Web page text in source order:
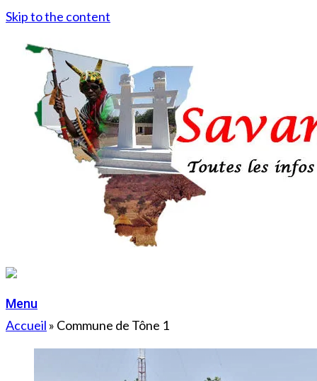
Skip to the content
Menu
Accueil » Commune de Tône 1